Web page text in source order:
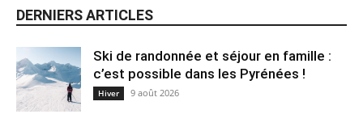
DERNIERS ARTICLES
Ski de randonnée et séjour en famille :
c’est possible dans les Pyrénées !
Hiver 9 août 2026